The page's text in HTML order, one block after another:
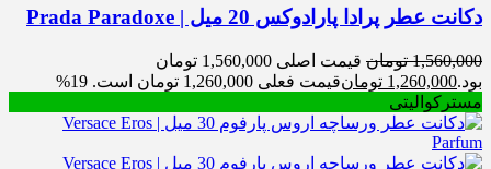
دکانت عطر پرادا پارادوکس 20 میل | Prada Paradoxe
1,560,000 تومان
قیمت اصلی 1,560,000 تومان
بود.1,260,000 تومانقیمت فعلی 1,260,000 تومان است.
19%
مسترکوالیتی